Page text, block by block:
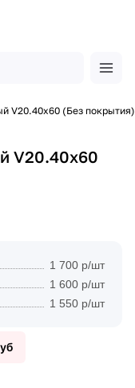
V20.40х60 (Без покрытия)
V20.40х60
1 700 р/шт
1 600 р/шт
1 550 р/шт